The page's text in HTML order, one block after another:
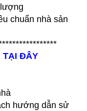
chuẩn nhà sản
TẠI ĐÂY
hướng dẫn sử